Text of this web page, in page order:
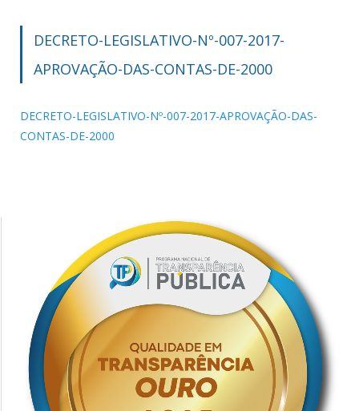
DECRETO-LEGISLATIVO-Nº-007-2017-
APROVAÇÃO-DAS-CONTAS-DE-2000
DECRETO-LEGISLATIVO-Nº-007-2017-APROVAÇÃO-DAS-
CONTAS-DE-2000